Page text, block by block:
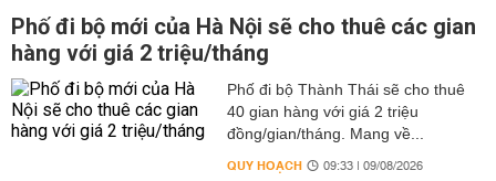
Phố đi bộ mới của Hà Nội sẽ cho thuê các gian
hàng với giá 2 triệu/tháng
Phố đi bộ Thành Thái sẽ cho thuê
40 gian hàng với giá 2 triệu
đồng/gian/tháng. Mang về...
QUY HOẠCH 09:33 | 09/08/2026